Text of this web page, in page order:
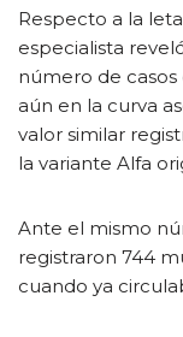
Respecto a la
especialista
número de casos
aún en la curva
valor similar
la variante Alfa
Ante el mismo
registraron 744
cuando ya